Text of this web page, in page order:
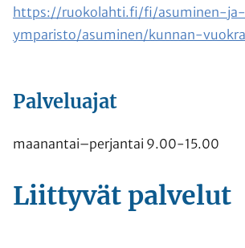
https://ruokolahti.fi/fi/asuminen-ja-
ymparisto/asuminen/kunnan-
Palveluajat
maanantai–perjantai 9.00-15.00
Liittyvät palvelut